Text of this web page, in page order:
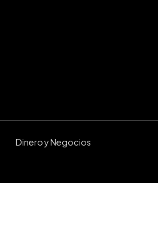
Dinero y Negocios